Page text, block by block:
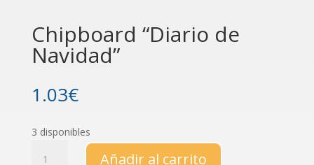
Chipboard “Diario de
Navidad”
1.03€
3 disponibles
Añadir al carrito